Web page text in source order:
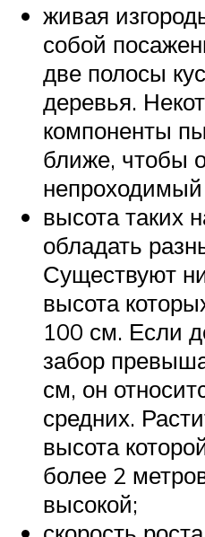
живая
собой
две полосы
деревья.
компоненты
ближе, чтобы
высота таких
обладать
Существуют
высота
100 см. Если
забор
см, он
средних.
высота
более 2
высокой;